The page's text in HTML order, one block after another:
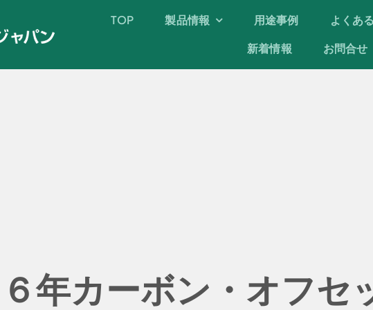
TOP 製品情報 用途事例 よくあ
新着情報
お問合せ
TOP 製品情報 用途事例 よくあ
新着情報
お問合せ
年カーボン・オフセ